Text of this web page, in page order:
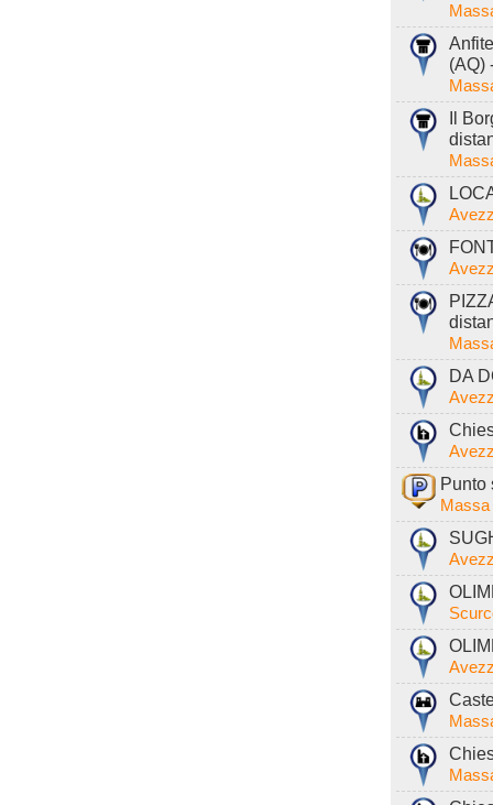
(AQ)
Il
DA
Punto